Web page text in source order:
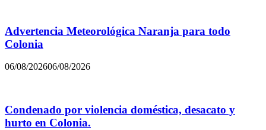
Advertencia Meteorológica Naranja para todo
Colonia
06/08/202606/08/2026
Condenado por violencia doméstica, desacato y
hurto en Colonia.